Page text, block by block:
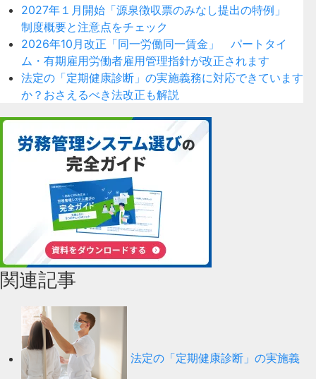
2027年１月開始「源泉徴収票のみなし提出の特例」
制度概要と注意点をチェック
2026年10月改正「同一労働同一賃金」 パートタイ
ム・有期雇用労働者雇用管理指針が改正されます
法定の「定期健康診断」の実施義務に対応できています
か？おさえるべき法改正も解説
関連記事
法定の「定期健康診断」の実施義